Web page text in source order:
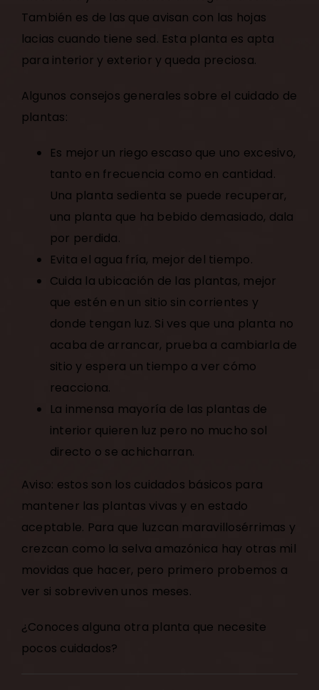
También es de las que avisan con las hojas
lacias cuando tiene sed. Esta planta es apta
para interior y exterior y queda preciosa.
Algunos consejos generales sobre el cuidado de
plantas:
Es mejor un riego escaso que uno excesivo,
tanto en frecuencia como en cantidad.
Una planta sedienta se puede recuperar,
una planta que ha bebido demasiado, dala
por perdida.
Evita el agua fría, mejor del tiempo.
Cuida la ubicación de las plantas, mejor
que estén en un sitio sin corrientes y
donde tengan luz. Si ves que una planta no
acaba de arrancar, prueba a cambiarla de
sitio y espera un tiempo a ver cómo
reacciona.
La inmensa mayoría de las plantas de
interior quieren luz pero no mucho sol
directo o se achicharran.
Aviso: estos son los cuidados básicos para
mantener las plantas vivas y en estado
aceptable. Para que luzcan maravillosérrimas y
crezcan como la selva amazónica hay otras mil
movidas que hacer, pero primero probemos a
ver si sobreviven unos meses.
¿Conoces alguna otra planta que necesite
pocos cuidados?